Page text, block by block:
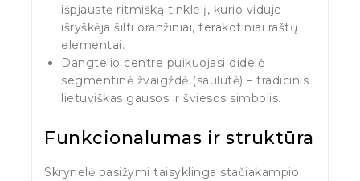
išpjaustė ritmišką tinklelį, kurio viduje
išryškėja šilti oranžiniai, terakotiniai raštų
elementai.
Dangtelio centre puikuojasi didelė
segmentinė žvaigždė (saulutė) – tradicinis
lietuviškas gausos ir šviesos simbolis.
Funkcionalumas ir struktūra
Skrynelė pasižymi taisyklinga stačiakampio